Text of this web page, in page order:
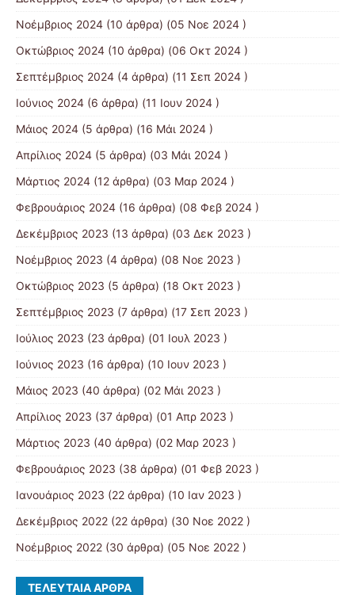
Νοέμβριος 2024 (10 άρθρα) (05 Νοε 2024 )
Οκτώβριος 2024 (10 άρθρα) (06 Οκτ 2024 )
Σεπτέμβριος 2024 (4 άρθρα) (11 Σεπ 2024 )
Ιούνιος 2024 (6 άρθρα) (11 Ιουν 2024 )
Μάιος 2024 (5 άρθρα) (16 Μάι 2024 )
Απρίλιος 2024 (5 άρθρα) (03 Μάι 2024 )
Μάρτιος 2024 (12 άρθρα) (03 Μαρ 2024 )
Φεβρουάριος 2024 (16 άρθρα) (08 Φεβ 2024 )
Δεκέμβριος 2023 (13 άρθρα) (03 Δεκ 2023 )
Νοέμβριος 2023 (4 άρθρα) (08 Νοε 2023 )
Οκτώβριος 2023 (5 άρθρα) (18 Οκτ 2023 )
Σεπτέμβριος 2023 (7 άρθρα) (17 Σεπ 2023 )
Ιούλιος 2023 (23 άρθρα) (01 Ιουλ 2023 )
Ιούνιος 2023 (16 άρθρα) (10 Ιουν 2023 )
Μάιος 2023 (40 άρθρα) (02 Μάι 2023 )
Απρίλιος 2023 (37 άρθρα) (01 Απρ 2023 )
Μάρτιος 2023 (40 άρθρα) (02 Μαρ 2023 )
Φεβρουάριος 2023 (38 άρθρα) (01 Φεβ 2023 )
Ιανουάριος 2023 (22 άρθρα) (10 Ιαν 2023 )
Δεκέμβριος 2022 (22 άρθρα) (30 Νοε 2022 )
Νοέμβριος 2022 (30 άρθρα) (05 Νοε 2022 )
ΤΕΛΕΥΤΑΊΑ ΆΡΘΡΑ